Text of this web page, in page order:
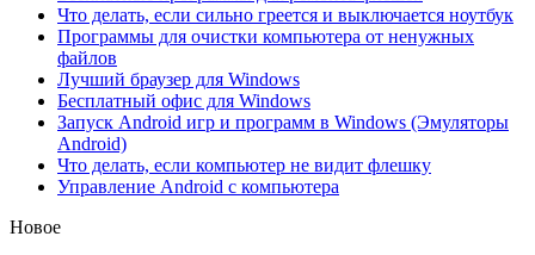
Что делать, если сильно греется и выключается ноутбук
Программы для очистки компьютера от ненужных
файлов
Лучший браузер для Windows
Бесплатный офис для Windows
Запуск Android игр и программ в Windows (Эмуляторы
Android)
Что делать, если компьютер не видит флешку
Управление Android с компьютера
Новое